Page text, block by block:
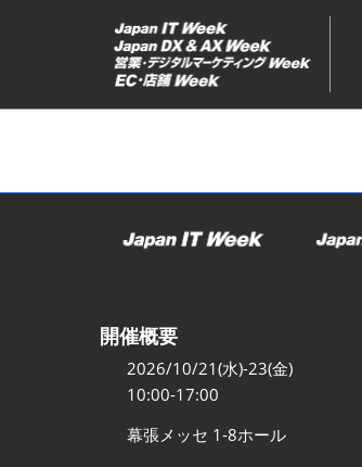
ッ
開催概要
2026/10/21(水)-23(金)
10:00-17:00
幕張メッセ 1-8ホール